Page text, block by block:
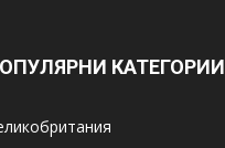
КАТЕГОРИИ